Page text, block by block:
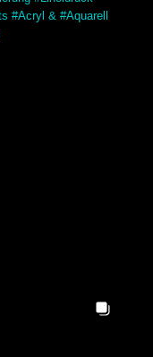
#Acryl & #Aquarell